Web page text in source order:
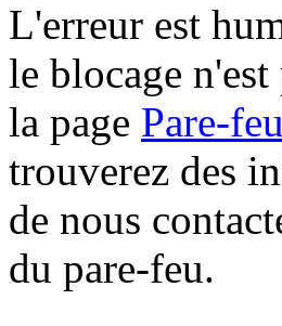
L'erreur est
le blocage
la page Pare-
trouverez des
de nous
du pare-feu.